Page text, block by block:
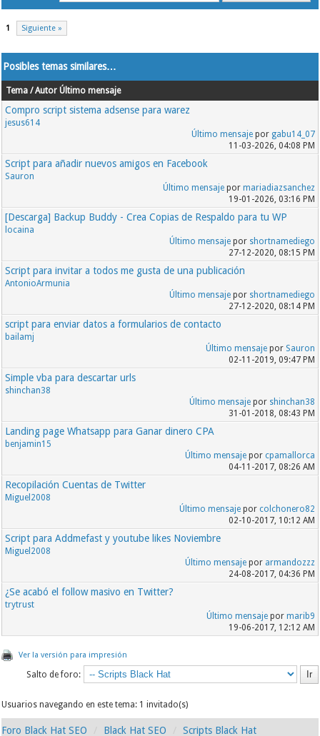
1 Siguiente »
Posibles temas similares…
Tema / Autor Último mensaje
Compro script sistema adsense para warez
jesus614
Último mensajepor gabu14_07
11-03-2026, 04:08 PM
Script para añadir nuevos amigos en Facebook
Sauron
Último mensajepor mariadiazsanchez
19-01-2026, 03:16 PM
[Descarga] Backup Buddy - Crea Copias de Respaldo para tu WP
locaina
Último mensajepor shortnamediego
27-12-2020, 08:15 PM
Script para invitar a todos me gusta de una publicación
AntonioArmunia
Último mensajepor shortnamediego
27-12-2020, 08:14 PM
script para enviar datos a formularios de contacto
bailamj
Último mensajepor Sauron
02-11-2019, 09:47 PM
Simple vba para descartar urls
shinchan38
Último mensajepor shinchan38
31-01-2018, 08:43 PM
Landing page Whatsapp para Ganar dinero CPA
benjamin15
Último mensajepor cpamallorca
04-11-2017, 08:26 AM
Recopilación Cuentas de Twitter
Miguel2008
Último mensajepor colchonero82
02-10-2017, 10:12 AM
Script para Addmefast y youtube likes Noviembre
Miguel2008
Último mensajepor armandozzz
24-08-2017, 04:36 PM
¿Se acabó el follow masivo en Twitter?
trytrust
Último mensajepor marib9
19-06-2017, 12:12 AM
Ver la versión para impresión
Salto de foro:
Usuarios navegando en este tema: 1 invitado(s)
Foro Black Hat SEO Black Hat SEO Scripts Black Hat